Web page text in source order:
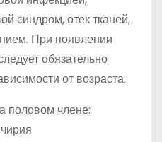
синдром, отек тканей,
При появлении
обязательно
от возраста.